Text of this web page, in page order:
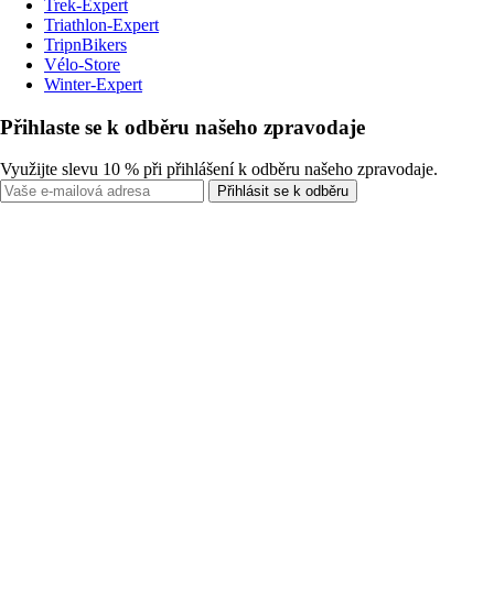
Trek-Expert
Triathlon-Expert
TripnBikers
Vélo-Store
Winter-Expert
Přihlaste se k odběru našeho zpravodaje
Využijte slevu 10 % při přihlášení k odběru našeho zpravodaje.
Přihlásit se k odběru